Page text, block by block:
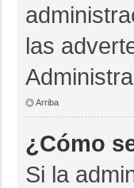
las
Arriba
¿Cómo
Si la